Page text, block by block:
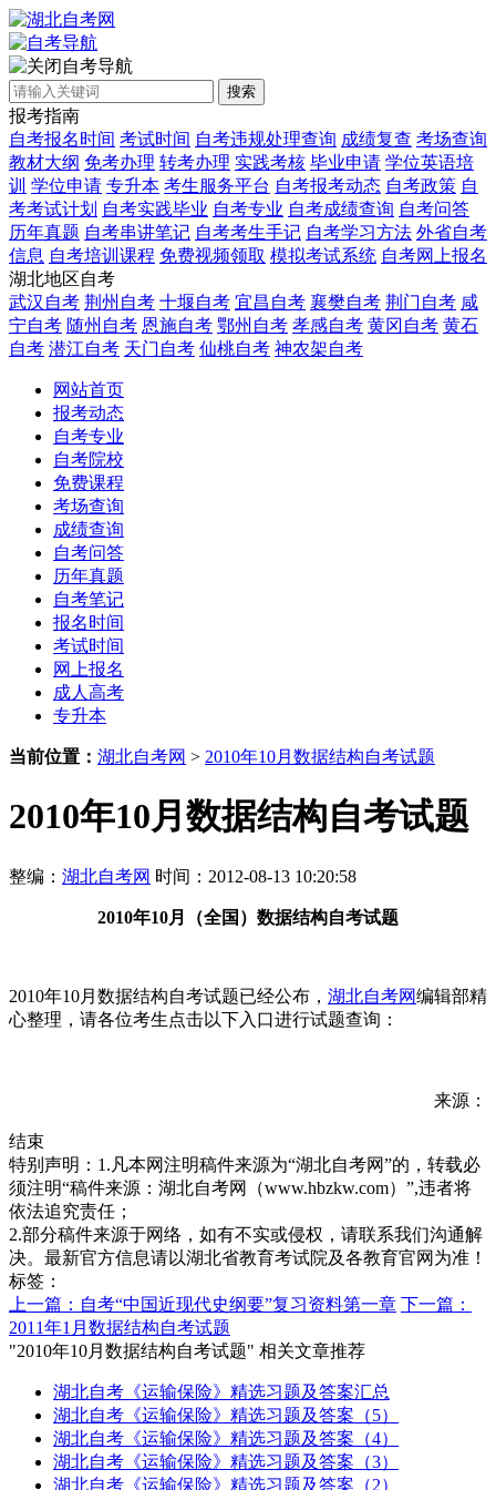
自考导航
搜索
报考指南
自考报名时间 考试时间 自考违规处理查询 成绩复查 考场查询
教材大纲 免考办理 转考办理 实践考核 毕业申请 学位英语培
训 学位申请 专升本 考生服务平台 自考报考动态 自考政策 自
考考试计划 自考实践毕业 自考专业 自考成绩查询 自考问答
历年真题 自考串讲笔记 自考考生手记 自考学习方法 外省自考
信息 自考培训课程 免费视频领取 模拟考试系统 自考网上报名
湖北地区自考
武汉自考 荆州自考 十堰自考 宜昌自考 襄樊自考 荆门自考 咸
宁自考 随州自考 恩施自考 鄂州自考 孝感自考 黄冈自考 黄石
自考 潜江自考 天门自考 仙桃自考 神农架自考
网站首页
报考动态
自考专业
自考院校
免费课程
考场查询
成绩查询
自考问答
历年真题
自考笔记
报名时间
考试时间
网上报名
成人高考
专升本
当前位置： 湖北自考网 > 2010年10月数据结构自考试题
2010年10月数据结构自考试题
整编： 湖北自考网 时间：2012-08-13 10:20:58
2010年10月（全国）数据结构自考试题
2010年10月数据结构自考试题已经公布， 湖北自考网编辑部精
心整理，请各位考生点击以下入口进行试题查询：
来源：
结束
特别声明：1.凡本网注明稿件来源为“湖北自考网”的，转载必
须注明“稿件来源：湖北自考网（www.hbzkw.com）”,违者将
依法追究责任；
2.部分稿件来源于网络，如有不实或侵权，请联系我们沟通解
决。最新官方信息请以湖北省教育考试院及各教育官网为准！
标签：
上一篇：自考“中国近现代史纲要”复习资料第一章 下一篇：
2011年1月数据结构自考试题
"2010年10月数据结构自考试题" 相关文章推荐
湖北自考《运输保险》精选习题及答案汇总
湖北自考《运输保险》精选习题及答案（5）
湖北自考《运输保险》精选习题及答案（4）
湖北自考《运输保险》精选习题及答案（3）
湖北自考《运输保险》精选习题及答案（2）